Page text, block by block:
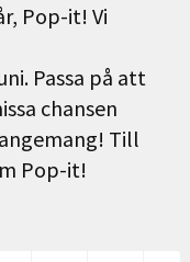
Pop-it! Vi
Passa på att
chansen
Till
Pop-it!